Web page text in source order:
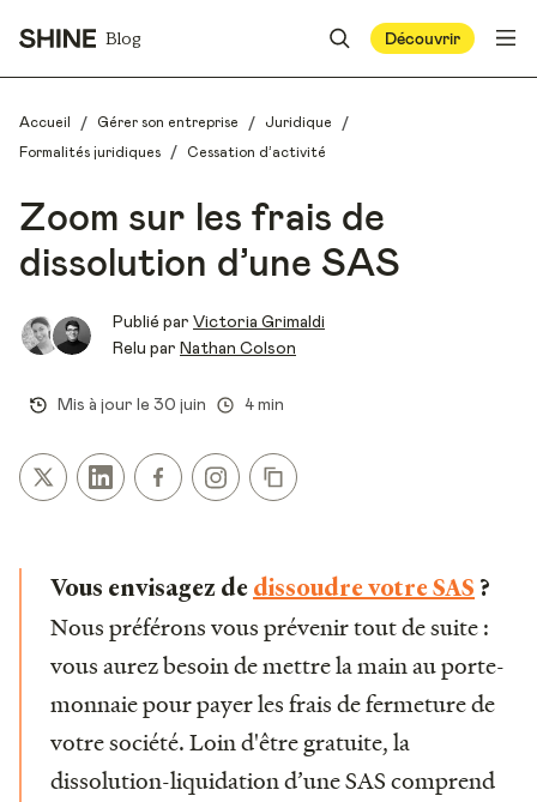
Blog Découvrir
Accueil / Gérer son entreprise / Juridique /
Formalités juridiques / Cessation d’activité
Zoom sur les frais de
dissolution d’une SAS
Publié par Victoria Grimaldi
Relu par Nathan Colson
Mis à jour le 30 juin 4 min
Vous envisagez de dissoudre votre SAS ?
Nous préférons vous prévenir tout de suite :
vous aurez besoin de mettre la main au porte-
monnaie pour payer les frais de fermeture de
votre société. Loin d'être gratuite, la
dissolution-liquidation d’une SAS comprend